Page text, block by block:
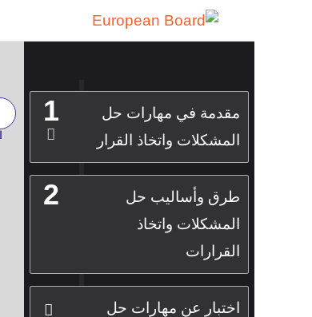
مقدمة في مهارات حل
المشكلات واتخاذ القرار
1
طرق وأساليب حل
المشكلات واتخاذ
القرارات
2
اختبار عن مهارات حل